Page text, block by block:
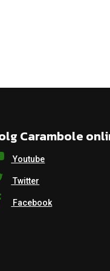
Carambole
Youtube
Twitter
Facebook